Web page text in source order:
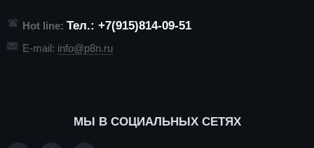
Hot line: Тел.: +7(915)814-09-51
E-mail: info@p8n.ru
МЫ В СОЦИАЛЬНЫХ СЕТЯХ